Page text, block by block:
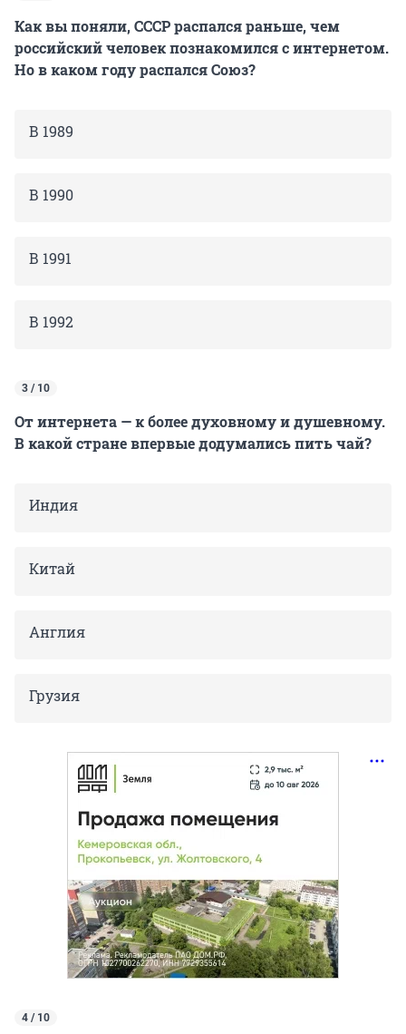
Как вы поняли, СССР распался раньше, чем
российский человек познакомился с интернетом.
Но в каком году распался Союз?
В 1989
В 1990
В 1991
В 1992
3 / 10
От интернета — к более духовному и душевному.
В какой стране впервые додумались пить чай?
Индия
Китай
Англия
Грузия
4 / 10